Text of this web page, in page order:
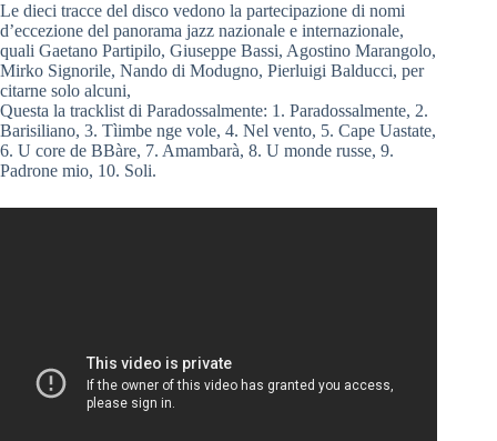
Le dieci tracce del disco vedono la partecipazione di nomi
d’eccezione del panorama jazz nazionale e internazionale,
quali Gaetano Partipilo, Giuseppe Bassi, Agostino Marangolo,
Mirko Signorile, Nando di Modugno, Pierluigi Balducci, per
citarne solo alcuni,
Questa la tracklist di Paradossalmente: 1. Paradossalmente, 2.
Barisiliano, 3. Tìimbe nge vole, 4. Nel vento, 5. Cape Uastate,
6. U core de BBàre, 7. Amambarà, 8. U monde russe, 9.
Padrone mio, 10. Soli.